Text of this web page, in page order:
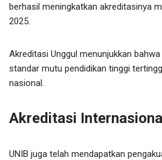
berhasil meningkatkan akreditasinya
2025.
Akreditasi Unggul menunjukkan
standar mutu pendidikan tinggi
nasional.
Akreditasi
UNIB juga telah mendapatkan